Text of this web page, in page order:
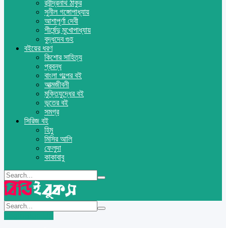
রবীন্দ্রনাথ ঠাকুর
সুনীল গঙ্গোপাধ্যায়
আশাপূর্ণা দেবী
শীর্ষেন্দু মুখোপাধ্যায়
বুদ্ধদেব গুহ
বইয়ের ধরণ
কিশোর সাহিত্য
প্রবন্ধ
বাংলা গল্পের বই
আত্মজীবনী
মুক্তিযুদ্ধের বই
ভূতের বই
সমগ্র
সিরিজ বই
হিমু
মিসির আলি
ফেলুদা
কাকাবাবু